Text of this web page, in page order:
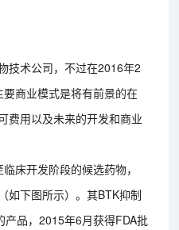
技术公司，不过在2016年2
商业模式是将有前景的在
费用以及未来的开发和商业
床开发阶段的候选药物，
如下图所示）。其BTK抑制
品，2015年6月获得FDA批